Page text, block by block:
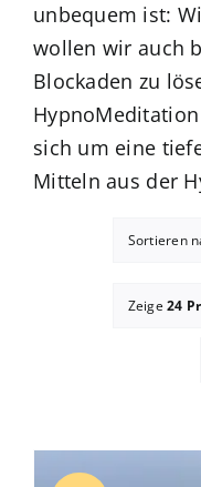
unbequem ist:
wollen wir auch
Blockaden zu
sich um eine
Mitteln aus der
Sortieren
Zeige24